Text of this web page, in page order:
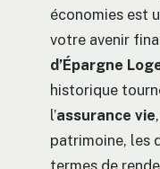
économies est
votre avenir
d’Épargne
historique
l’assurance vie
patrimoine, les